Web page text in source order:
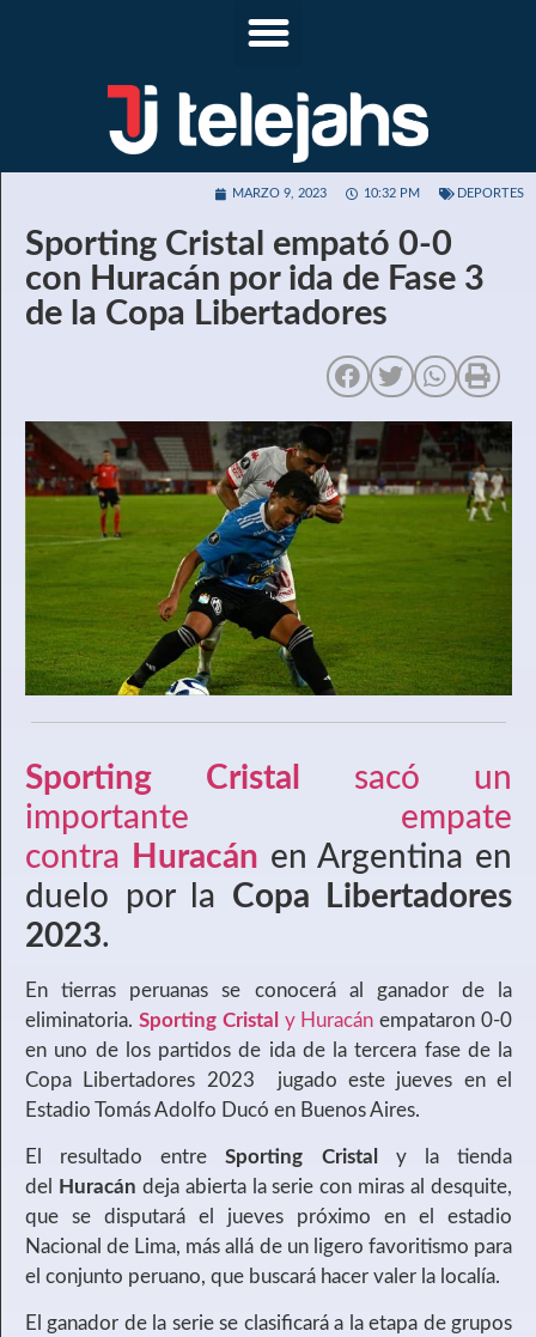
MARZO 9, 2023 10:32 PM DEPORTES
Sporting Cristal empató 0-0
con Huracán por ida de Fase 3
de la Copa Libertadores
Sporting Cristal
sacó un
importante empate
contra
Huracán en Argentina en
duelo por la Copa Libertadores
2023.
En tierras peruanas se conocerá al ganador de la
eliminatoria. Sporting Cristal y Huracán empataron 0-0
en uno de los partidos de ida de la tercera fase de la
Copa Libertadores 2023 jugado este jueves en el
Estadio Tomás Adolfo Ducó en Buenos Aires.
El resultado entreSporting Cristal
y la tienda
del
Huracán deja abierta la serie con miras al desquite,
que se disputará el jueves próximo en el estadio
Nacional de Lima, más allá de un ligero favoritismo para
el conjunto peruano, que buscará hacer valer la localía.
El ganador de la serie se clasificará a la etapa de grupos